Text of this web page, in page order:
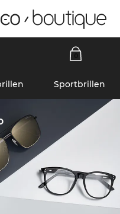
Sportbrillen